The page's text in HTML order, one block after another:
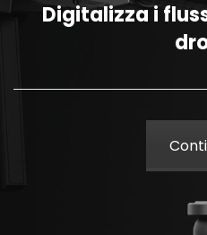
Digitalizza i